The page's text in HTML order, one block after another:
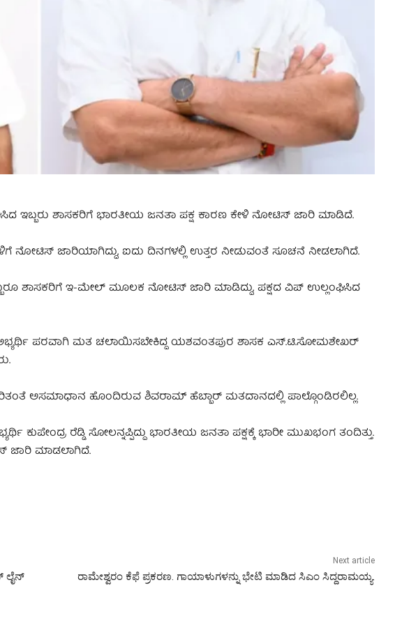
ಇಬ್ಬರು ಶಾಸಕರಿಗೆ ಭಾರತೀಯ ಜನತಾ ಪಕ್ಷ ಕಾರಣ ಕೇಳಿ ನೋಟಿಸ್‌ ಜಾರಿ ಮಾಡಿದೆ.
ಜಾರಿಯಾಗಿದ್ದು, ಐದು ದಿನಗಳಲ್ಲಿ ಉತ್ತರ ನೀಡುವಂತೆ ಸೂಚನೆ ನೀಡಲಾಗಿದೆ.
ಶಾಸಕರಿಗೆ ಇ-ಮೇಲ್‌ ಮೂಲಕ ನೋಟಿಸ್‌ ಜಾರಿ ಮಾಡಿದ್ದು, ಪಕ್ಷದ ವಿಪ್‌ ಉಲ್ಲಂಘಿಸಿದ
ಪರವಾಗಿ ಮತ ಚಲಾಯಿಸಬೇಕಿದ್ದ ಯಶವಂತಪುರ ಶಾಸಕ ಎಸ್.ಟಿ.ಸೋಮಶೇಖರ್‌
ಅಸಮಾಧಾನ ಹೊಂದಿರುವ ಶಿವರಾಮ್‌ ಹೆಬ್ಬಾರ್‌ ಮತದಾನದಲ್ಲಿ ಪಾಲ್ಗೊಂಡಿರಲಿಲ್ಲ.
ರೆಡ್ಡಿ ಸೋಲನ್ನಪ್ಪಿದ್ದು ಭಾರತೀಯ ಜನತಾ ಪಕ್ಷಕ್ಕೆ ಭಾರೀ ಮುಖಭಂಗ ತಂದಿತ್ತು.
ಜಾರಿ ಮಾಡಲಾಗಿದೆ.
ಲೈನ್
Next article
ರಾಮೇಶ್ವರಂ ಕೆಫೆ ಪ್ರಕರಣ. ಗಾಯಾಳುಗಳನ್ನು ಭೇಟಿ ಮಾಡಿದ ಸಿಎಂ ಸಿದ್ದರಾಮಯ್ಯ.